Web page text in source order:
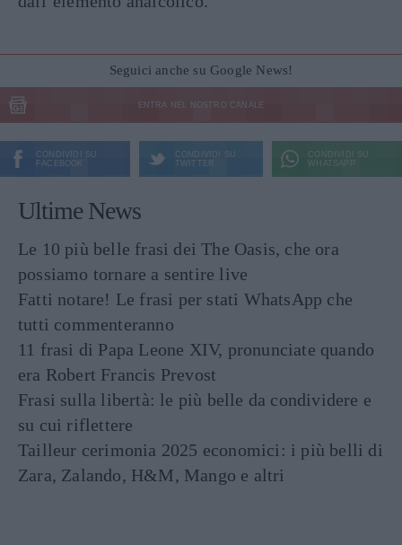
Seguici anche su Google News!
ENTRA NEL NOSTRO CANALE
CONDIVIDI SU
FACEBOOK
CONDIVIDI SU
TWITTER
CONDIVIDI SU
WHATSAPP
Ultime News
Le 10 più belle frasi dei The Oasis, che ora
possiamo tornare a sentire live
Fatti notare! Le frasi per stati WhatsApp che
tutti commenteranno
11 frasi di Papa Leone XIV, pronunciate quando
era Robert Francis Prevost
Frasi sulla libertà: le più belle da condividere e
su cui riflettere
Tailleur cerimonia 2025 economici: i più belli di
Zara, Zalando, H&M, Mango e altri